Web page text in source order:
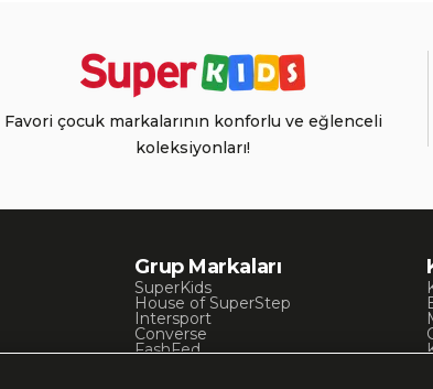
Favori çocuk markalarının konforlu ve eğlenceli
koleksiyonları!
Grup Markaları
SuperKids
House of SuperStep
Intersport
Converse
FashFed